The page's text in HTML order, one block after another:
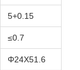
5+0.15
≤0.7
Φ24X51.6